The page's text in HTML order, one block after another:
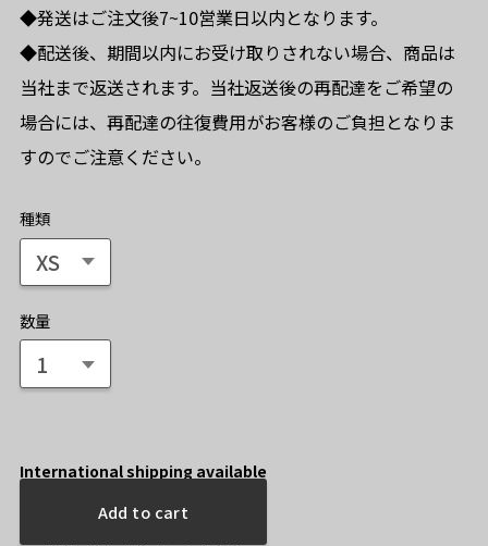
◆発送はご注文後7~10営業日以内となります。
◆配送後、期間以内にお受け取りされない場合、商品は
当社まで返送されます。当社返送後の再配達をご希望の
場合には、再配達の往復費用がお客様のご負担となりま
すのでご注意ください。
種類
数量
International shipping available
Add to cart